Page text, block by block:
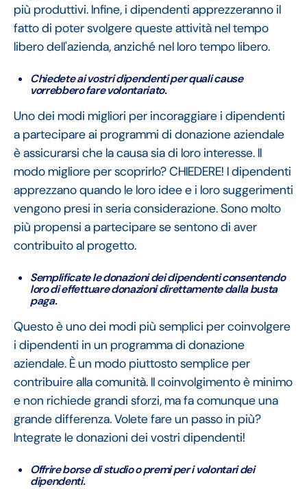
più produttivi. Infine, i dipendenti apprezzeranno il
fatto di poter svolgere queste attività nel tempo
libero dell'azienda, anziché nel loro tempo libero.
Chiedete ai vostri dipendenti per quali cause
vorrebbero fare volontariato.
Uno dei modi migliori per incoraggiare i dipendenti
a partecipare ai programmi di donazione aziendale
è assicurarsi che la causa sia di loro interesse. Il
modo migliore per scoprirlo? CHIEDERE! I dipendenti
apprezzano quando le loro idee e i loro suggerimenti
vengono presi in seria considerazione. Sono molto
più propensi a partecipare se sentono di aver
contribuito al progetto.
Semplificate le donazioni dei dipendenti consentendo
loro di effettuare donazioni direttamente dalla busta
paga.
Questo è uno dei modi più semplici per coinvolgere
i dipendenti in un programma di donazione
aziendale. È un modo piuttosto semplice per
contribuire alla comunità. Il coinvolgimento è minimo
e non richiede grandi sforzi, ma fa comunque una
grande differenza. Volete fare un passo in più?
Integrate le donazioni dei vostri dipendenti!
Offrire borse di studio o premi per i volontari dei
dipendenti.